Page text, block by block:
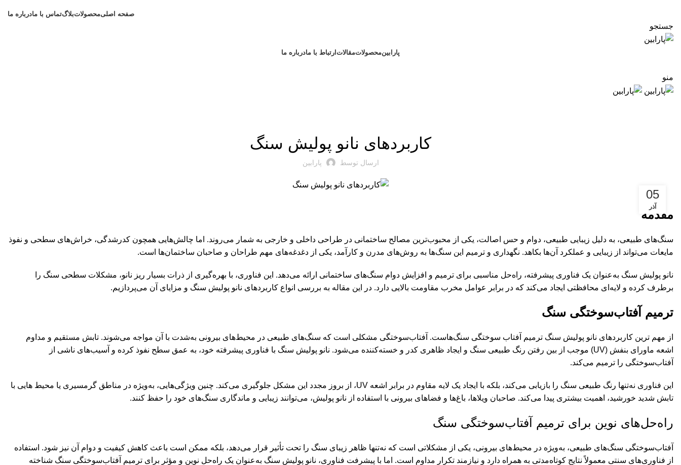
صفحه اصلیمحصولاتبلاگتماس با مادرباره ما
جستجو
پارابینمحصولاتمقالات ارتباط با مادرباره ما
منو
کاربردهای نانو پولیش سنگ
ارسال توسط پارابین
05
آذر
مقدمه
سنگ‌های طبیعی، به دلیل زیبایی طبیعی، دوام و حس اصالت، یکی از محبوب‌ترین مصالح ساختمانی در طراحی داخلی و خارجی به شمار می‌روند. اما چالش‌هایی همچون کدرشدگی، خراش‌های سطحی و نفوذ
مایعات می‌تواند از زیبایی و عملکرد آن‌ها بکاهد. نگهداری و ترمیم این سنگ‌ها به روش‌های مدرن و کارآمد، یکی از دغدغه‌های مهم طراحان و صاحبان ساختمان‌ها است.
نانو پولیش سنگ به‌عنوان یک فناوری پیشرفته، راه‌حل مناسبی برای ترمیم و افزایش دوام سنگ‌های ساختمانی ارائه می‌دهد. این فناوری، با بهره‌گیری از ذرات بسیار ریز نانو، مشکلات سطحی سنگ را
برطرف کرده و لایه‌ای محافظتی ایجاد می‌کند که در برابر عوامل مخرب مقاومت بالایی دارد. در این مقاله به بررسی انواع کاربردهای نانو پولیش سنگ و مزایای آن می‌پردازیم.
ترمیم آفتاب‌سوختگی سنگ
از مهم ترین کاربردهای نانو پولیش سنگ ترمیم آفتاب سوختگی سنگ‌هاست. آفتاب‌سوختگی مشکلی است که سنگ‌های طبیعی در محیط‌های بیرونی به‌شدت با آن مواجه می‌شوند. تابش مستقیم و مداوم
اشعه ماورای بنفش (UV) موجب از بین رفتن رنگ طبیعی سنگ و ایجاد ظاهری کدر و خسته‌کننده می‌شود.
نانو پولیش سنگ با فناوری پیشرفته خود، به عمق سطح نفوذ کرده و آسیب‌های ناشی از
آفتاب‌سوختگی را ترمیم می‌کند.
این فناوری نه‌تنها رنگ طبیعی سنگ را بازیابی می‌کند، بلکه با ایجاد یک لایه مقاوم در برابر اشعه UV، از بروز مجدد این مشکل جلوگیری می‌کند. چنین ویژگی‌هایی، به‌ویژه در مناطق گرمسیری یا محیط ‌هایی با
تابش شدید خورشید، اهمیت بیشتری پیدا می‌کند. صاحبان ویلاها، باغ‌ها و فضاهای بیرونی با استفاده از نانو پولیش، می‌توانند زیبایی و ماندگاری سنگ‌های خود را حفظ کنند.
راه‌حل‌های نوین برای ترمیم آفتاب‌سوختگی سنگ
آفتاب‌سوختگی سنگ‌های طبیعی، به‌ویژه در محیط‌های بیرونی، یکی از مشکلاتی است که نه‌تنها ظاهر زیبای سنگ را تحت تأثیر قرار می‌دهد، بلکه ممکن است باعث کاهش کیفیت و دوام آن نیز شود. استفاده
از فناوری‌های سنتی معمولاً نتایج کوتاه‌مدتی به همراه دارد و نیازمند تکرار مداوم است. اما با پیشرفت فناوری، نانو پولیش سنگ به‌عنوان یک راه‌حل نوین و مؤثر برای ترمیم آفتاب‌سوختگی سنگ شناخته